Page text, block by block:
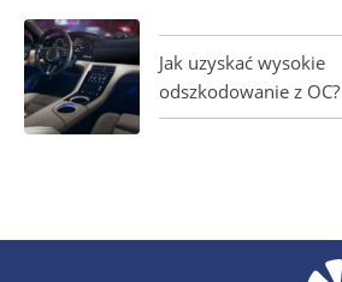
Jak uzyskać wysokie
odszkodowanie z OC?